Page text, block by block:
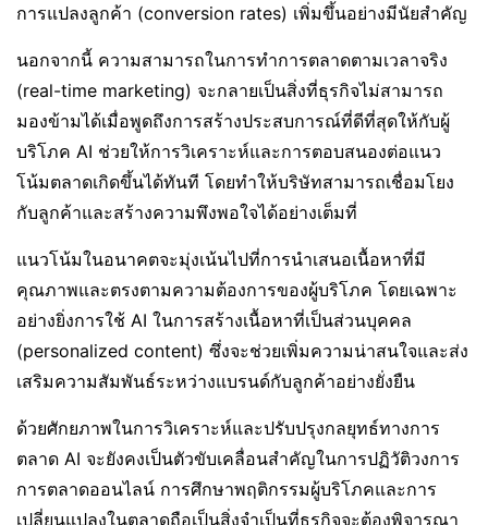
การแปลงลูกค้า (conversion rates) เพิ่มขึ้นอย่างมีนัยสำคัญ
นอกจากนี้ ความสามารถในการทำการตลาดตามเวลาจริง
(real-time marketing) จะกลายเป็นสิ่งที่ธุรกิจไม่สามารถ
มองข้ามได้เมื่อพูดถึงการสร้างประสบการณ์ที่ดีที่สุดให้กับผู้
บริโภค AI ช่วยให้การวิเคราะห์และการตอบสนองต่อแนว
โน้มตลาดเกิดขึ้นได้ทันที โดยทำให้บริษัทสามารถเชื่อมโยง
กับลูกค้าและสร้างความพึงพอใจได้อย่างเต็มที่
แนวโน้มในอนาคตจะมุ่งเน้นไปที่การนำเสนอเนื้อหาที่มี
คุณภาพและตรงตามความต้องการของผู้บริโภค โดยเฉพาะ
อย่างยิ่งการใช้ AI ในการสร้างเนื้อหาที่เป็นส่วนบุคคล
(personalized content) ซึ่งจะช่วยเพิ่มความน่าสนใจและส่ง
เสริมความสัมพันธ์ระหว่างแบรนด์กับลูกค้าอย่างยั่งยืน
ด้วยศักยภาพในการวิเคราะห์และปรับปรุงกลยุทธ์ทางการ
ตลาด AI จะยังคงเป็นตัวขับเคลื่อนสำคัญในการปฏิวัติวงการ
การตลาดออนไลน์ การศึกษาพฤติกรรมผู้บริโภคและการ
เปลี่ยนแปลงในตลาดถือเป็นสิ่งจำเป็นที่ธุรกิจจะต้องพิจารณา